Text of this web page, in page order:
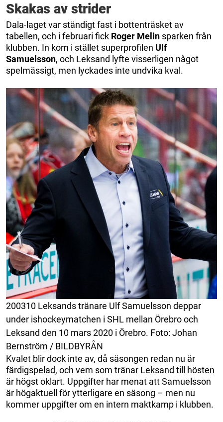
Skakas av strider
Dala-laget var ständigt fast i bottenträsket av
tabellen, och i februari fick Roger Melin sparken från
klubben. In kom i stället superprofilen Ulf
Samuelsson, och Leksand lyfte visserligen något
spelmässigt, men lyckades inte undvika kval.
200310 Leksands tränare Ulf Samuelsson deppar
under ishockeymatchen i SHL mellan Örebro och
Leksand den 10 mars 2020 i Örebro. Foto: Johan
Bernström / BILDBYRÅN
Kvalet blir dock inte av, då säsongen redan nu är
färdigspelad, och vem som tränar Leksand till hösten
är högst oklart. Uppgifter har menat att Samuelsson
är högaktuell för ytterligare en säsong – men nu
kommer uppgifter om en intern maktkamp i klubben.